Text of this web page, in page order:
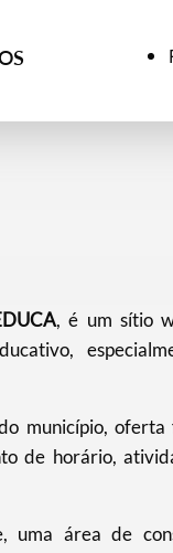
, é um sítio
município,
de horário,
uma área de